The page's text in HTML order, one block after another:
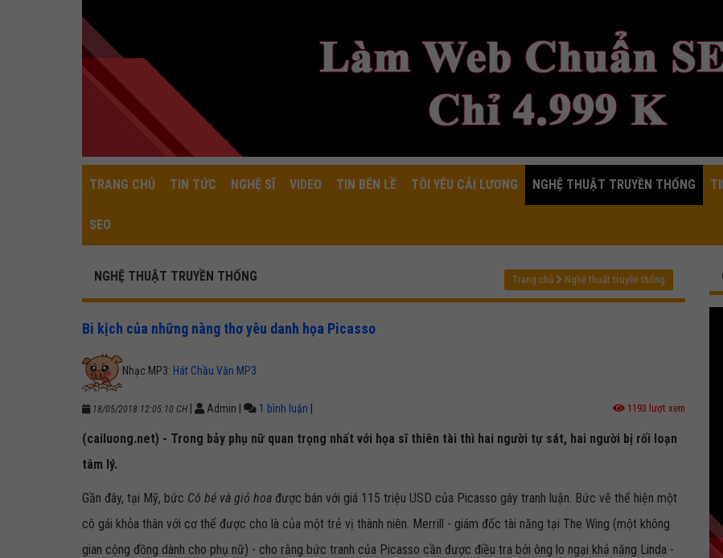
TRANG CHỦ TIN TỨC NGHỆ SĨ VIDEO TIN BÊN LỀ TÔI YÊU CẢI LƯƠNG NGHỆ THUẬT TRUYỀN THỐNG
SEO
NGHỆ THUẬT TRUYỀN THỐNG Trang chủ Nghệ thuật truyền thống
Bi kịch của những nàng thơ yêu danh họa Picasso
Nhạc MP3: Hát Chầu Văn MP3
18/05/2018 12:05:10 CH Admin 1 bình luận 1193 lượt xem
(cailuong.net) - Trong bảy phụ nữ quan trọng nhất với họa sĩ thiên tài thì hai người tự sát, hai người bị rối loạn
tâm lý.
Gần đây, tại Mỹ, bức Cô bé và giỏ hoa được bán với giá 115 triệu USD của Picasso gây tranh luận. Bức vẽ thể hiện một
cô gái khỏa thân với cơ thể được cho là của một trẻ vị thành niên. Merrill - giám đốc tài năng tại The Wing (một không
gian cộng đồng dành cho phụ nữ) - cho rằng bức tranh của Picasso cần được điều tra bởi ông lo ngại khả năng Linda -